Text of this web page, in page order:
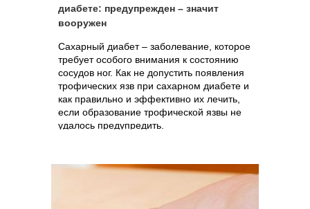
диабете: предупрежден – значит
вооружен
Сахарный диабет – заболевание, которое
требует особого внимания к состоянию
сосудов ног. Как не допустить появления
трофических язв при сахарном диабете и
как правильно и эффективно их лечить,
если образование трофической язвы не
удалось предупредить.